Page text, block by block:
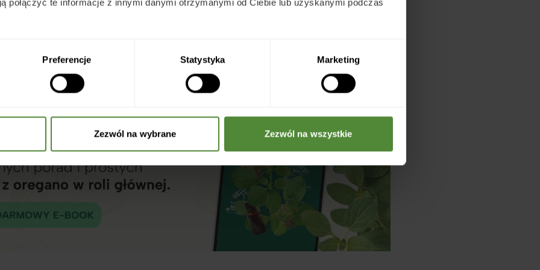
połączyć te informacje z innymi danymi otrzymanymi od Ciebie lub uzyskanymi podczas
Preferencje Statystyka Marketing
Zezwól na wybrane Zezwól na wszystkie
W ten sposób zapewnimy sobie i dziecku nie tylko przyjemność